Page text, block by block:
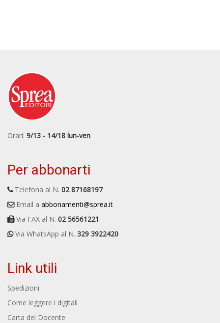
Orari: 9/13 - 14/18 lun-ven
Per abbonarti
Telefona al N. 02 87168197
Email a abbonamenti@sprea.it
Via FAX al N. 02 56561221
Via WhatsApp al N. 329 3922420
Link utili
Spedizioni
Come leggere i digitali
Carta del Docente